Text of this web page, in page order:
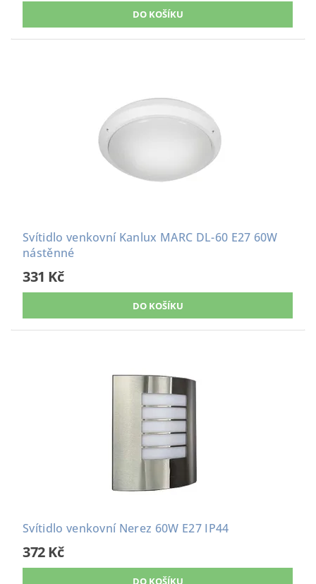
Svítidlo venkovní Kanlux MARC DL-60 E27 60W
nástěnné
331 Kč
Svítidlo venkovní Nerez 60W E27 IP44
372 Kč